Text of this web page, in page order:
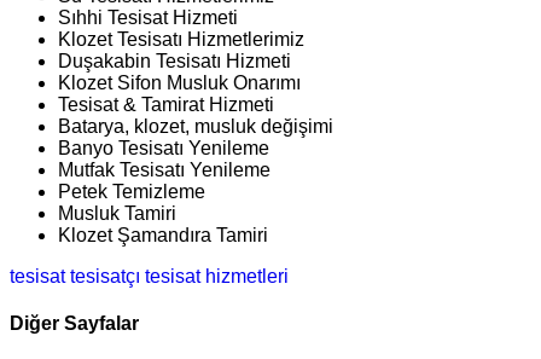
Sıhhi Tesisat Hizmeti
Klozet Tesisatı Hizmetlerimiz
Duşakabin Tesisatı Hizmeti
Klozet Sifon Musluk Onarımı
Tesisat & Tamirat Hizmeti
Batarya, klozet, musluk değişimi
Banyo Tesisatı Yenileme
Mutfak Tesisatı Yenileme
Petek Temizleme
Musluk Tamiri
Klozet Şamandıra Tamiri
tesisattesisatçı tesisat hizmetleri
Diğer Sayfalar